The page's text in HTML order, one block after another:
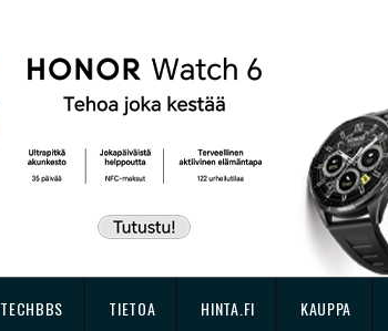
TECHBBS TIETOA HINTA.FI KAUPPA